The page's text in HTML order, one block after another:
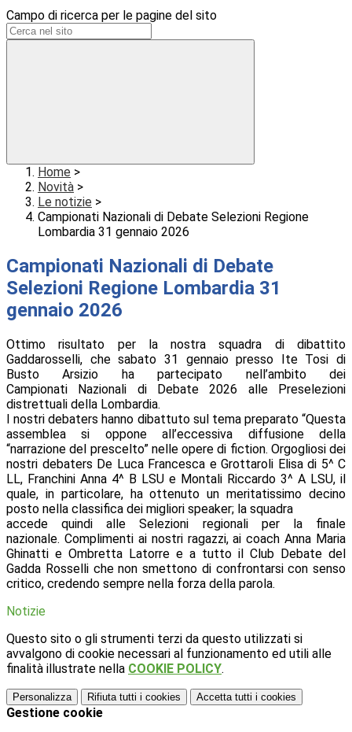
Campo di ricerca per le pagine del sito
Home >
Novità >
Le notizie >
Campionati Nazionali di Debate Selezioni Regione
Lombardia 31 gennaio 2026
Campionati Nazionali di Debate
Selezioni Regione Lombardia 31
gennaio 2026
Ottimo risultato per la nostra squadra di dibattito
Gaddarosselli, che sabato 31 gennaio presso Ite Tosi di
Busto Arsizio ha partecipato nell’ambito dei
Campionati Nazionali di Debate 2026 alle Preselezioni
distrettuali della Lombardia.
I nostri debaters hanno dibattuto sul tema preparato “Questa
assemblea si oppone all’eccessiva diffusione della
“narrazione del prescelto” nelle opere di fiction. Orgogliosi dei
nostri debaters De Luca Francesca e Grottaroli Elisa di 5^ C
LL, Franchini Anna 4^ B LSU e Montali Riccardo 3^ A LSU, il
quale, in particolare, ha ottenuto un meritatissimo decino
posto nella classifica dei migliori speaker; la squadra
accede quindi alle Selezioni regionali per la finale
nazionale. Complimenti ai nostri ragazzi, ai coach Anna Maria
Ghinatti e Ombretta Latorre e a tutto il Club Debate del
Gadda Rosselli che non smettono di confrontarsi con senso
critico, credendo sempre nella forza della parola.
Notizie
Questo sito o gli strumenti terzi da questo utilizzati si
avvalgono di cookie necessari al funzionamento ed utili alle
finalità illustrate nella COOKIE POLICY.
Personalizza Rifiuta tutti i cookies Accetta tutti i cookies
Gestione cookie